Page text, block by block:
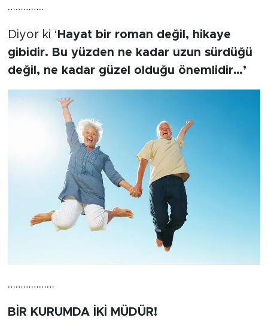
…………..
Diyor ki ‘ Hayat bir roman değil, hikaye
gibidir. Bu yüzden ne kadar uzun sürdüğü
değil, ne kadar güzel olduğu önemlidir…’
………………
BİR KURUMDA İKİ MÜDÜR!